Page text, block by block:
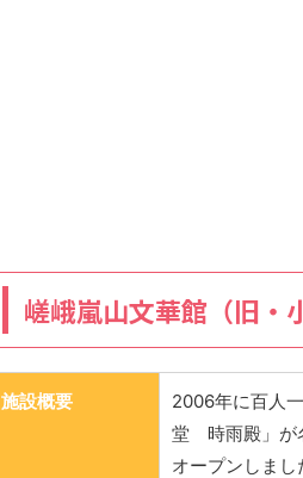
嵯峨嵐山文華館（旧・
施設概要
2006年に百人
堂 時雨殿」が
オープンしま